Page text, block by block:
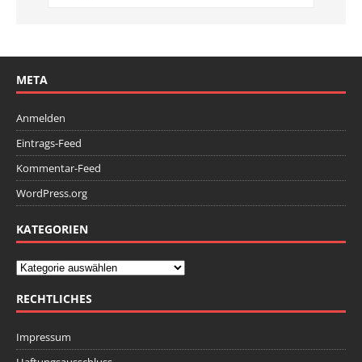
META
Anmelden
Eintrags-Feed
Kommentar-Feed
WordPress.org
KATEGORIEN
RECHTLICHES
Impressum